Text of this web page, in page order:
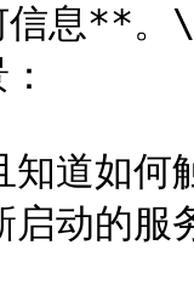
信息**。\
道如何
动的服